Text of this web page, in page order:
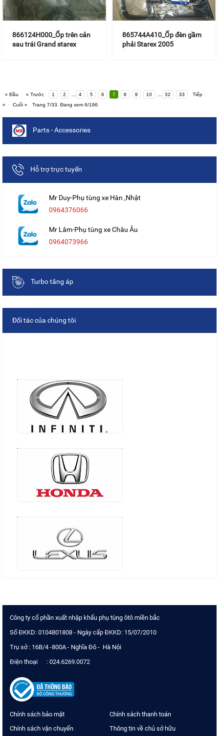
866124H000_Ốp trên cản
sau trái Grand starex
865744A410_Ốp đèn gầm
phải Starex 2005
« Đầu « Trước 1 2 4 5 6 7 8 9 10 32 33
Tiếp
»
Cuối » Trang 7/33. Đang xem 6/196.
Parts - Accessories
Hỗ trợ trực tuyến
Mr Duy-Phụ tùng xe Hàn ,Nhật
0964376066
Mr Lâm-Phụ tùng xe Châu Âu
0964073966
Turbo tăng áp
Đối tác của chúng tôi
Công ty cổ phần xuất nhập khẩu phụ tùng ôtô miền bắc
Số ĐKKD: 0104801808 - Ngày cấp ĐKKD: 15/07/2010
Trụ sở : 16B/4 -800A - Nghĩa Đô - Hà Nội
Điện thoại : 024.6269.0072
Chính sách bảo mật
Chính sách thanh toán
Chính sách vận chuyển
Thông tin về chủ sở hữu